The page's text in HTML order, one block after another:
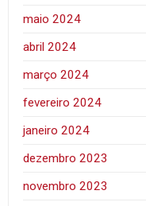
maio 2024
abril 2024
março 2024
fevereiro 2024
janeiro 2024
dezembro 2023
novembro 2023